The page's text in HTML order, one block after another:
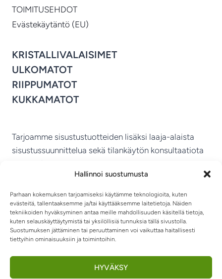
Hallinnoi suostumusta
Parhaan kokemuksen tarjoamiseksi käytämme teknologioita, kuten
evästeitä, tallentaaksemme ja/tai käyttääksemme laitetietoja. Näiden
tekniikoiden hyväksyminen antaa meille mahdollisuuden käsitellä tietoja,
kuten selauskäyttäytymistä tai yksilöllisiä tunnuksia tällä sivustolla.
Suostumuksen jättäminen tai peruuttaminen voi vaikuttaa haitallisesti
tiettyihin ominaisuuksiin ja toimintoihin.
HYVÄKSY
TOIMITUSEHDOT
Evästekäytäntö (EU)
KRISTALLIVALAISIMET
ULKOMATOT
RIIPPUMATOT
KUKKAMATOT
Tarjoamme sisustustuotteiden lisäksi laaja-alaista
sisustussuunnittelua sekä tilankäytön konsultaatiota
MIKKELIN VITRIINI KY
TIETOSUOJASELOSTE
RIIPPUMATOT JA -TUOLIT